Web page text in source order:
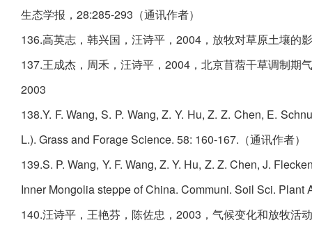
生态学报，28:285-293（通讯作者）
136.高英志，韩兴国，汪诗平，2004，放牧对草原土壤的
137.王成杰，周禾，汪诗平，2004，北京苜蓿干草调制期
2003
138.Y. F. Wang, S. P. Wang, Z. Y. Hu, Z. Z. Chen, E.
L.). Grass and Forage Science. 58: 160-167.（通讯作者）
139.S. P. Wang, Y. F. Wang, Z. Y. Hu, Z. Z. Chen, J.
Inner Mongolia steppe of China. Communi. Soil Sci. Plant
140.汪诗平，王艳芬，陈佐忠，2003，气候变化和放牧活